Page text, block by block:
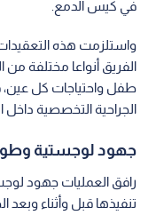
في كيس الدمع.
واستلزمت هذه
الفريق أنواعا مختلفة من
طفل واحتياجات كل عين،
الجراحية التخصصية داخل
جهود لوجستية
رافق العمليات جهود
تنفيذها قبل وأثناء